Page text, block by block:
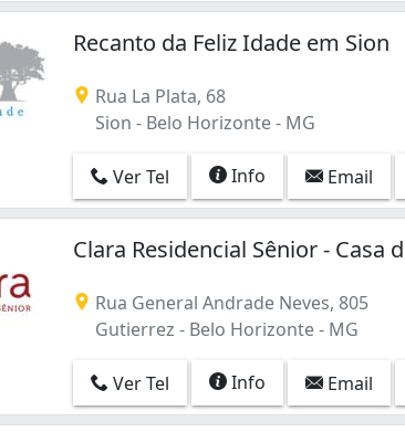
Recanto da Feliz Idade em Sion
Rua La Plata, 68
Sion - Belo Horizonte - MG
Ver Tel Info Email
Clara Residencial Sênior - Casa
Rua General Andrade Neves, 805
Gutierrez - Belo Horizonte - MG
Ver Tel Info Email